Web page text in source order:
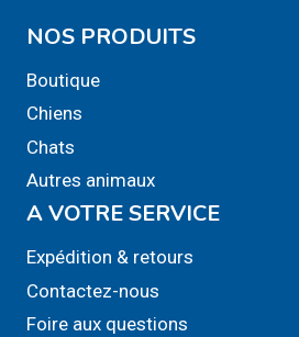
NOS PRODUITS
Boutique
Chiens
Chats
Autres animaux
A VOTRE SERVICE
Expédition & retours
Contactez-nous
Foire aux questions